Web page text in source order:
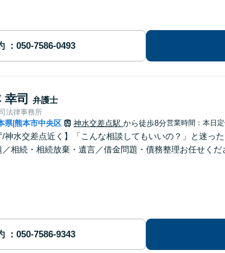
幸司 弁護士
法律事務所
県|熊本市中央区 神水交差点駅 から徒歩8分営業時間：本日定
/神水交差点近く】「こんな相談してもいいの？」と迷っ
／相続・相続放棄・遺言／借金問題・債務整理お任せくだ